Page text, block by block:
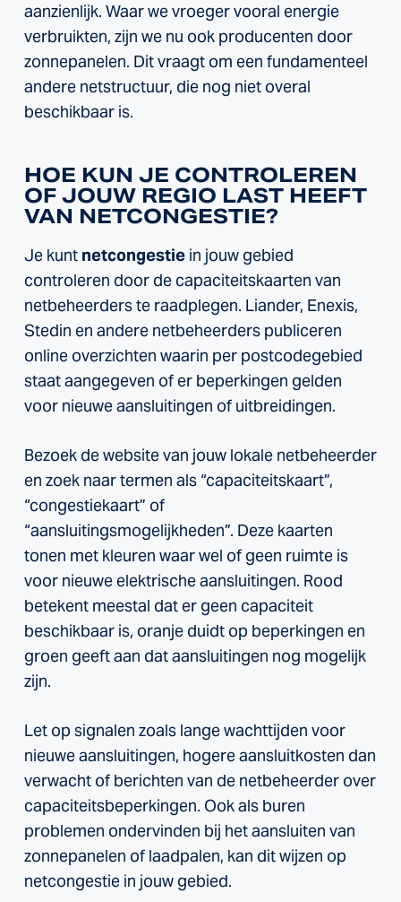
aanzienlijk. Waar we vroeger vooral energie
verbruikten, zijn we nu ook producenten door
zonnepanelen. Dit vraagt om een fundamenteel
andere netstructuur, die nog niet overal
beschikbaar is.
HOE KUN JE CONTROLEREN
OF JOUW REGIO LAST HEEFT
VAN NETCONGESTIE?
Je kunt netcongestiein jouw gebied
controleren door de capaciteitskaarten van
netbeheerders te raadplegen. Liander, Enexis,
Stedin en andere netbeheerders publiceren
online overzichten waarin per postcodegebied
staat aangegeven of er beperkingen gelden
voor nieuwe aansluitingen of uitbreidingen.
Bezoek de website van jouw lokale netbeheerder
en zoek naar termen als “capaciteitskaart”,
“congestiekaart” of
“aansluitingsmogelijkheden”. Deze kaarten
tonen met kleuren waar wel of geen ruimte is
voor nieuwe elektrische aansluitingen. Rood
betekent meestal dat er geen capaciteit
beschikbaar is, oranje duidt op beperkingen en
groen geeft aan dat aansluitingen nog mogelijk
zijn.
Let op signalen zoals lange wachttijden voor
nieuwe aansluitingen, hogere aansluitkosten dan
verwacht of berichten van de netbeheerder over
capaciteitsbeperkingen. Ook als buren
problemen ondervinden bij het aansluiten van
zonnepanelen of laadpalen, kan dit wijzen op
netcongestie in jouw gebied.